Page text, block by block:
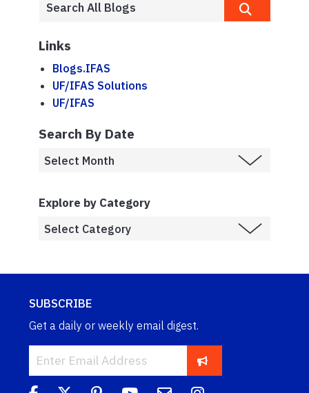
Links
Blogs.IFAS
UF/IFAS Solutions
UF/IFAS
Search By Date
Explore by Category
SUBSCRIBE
Get a daily or weekly email digest.